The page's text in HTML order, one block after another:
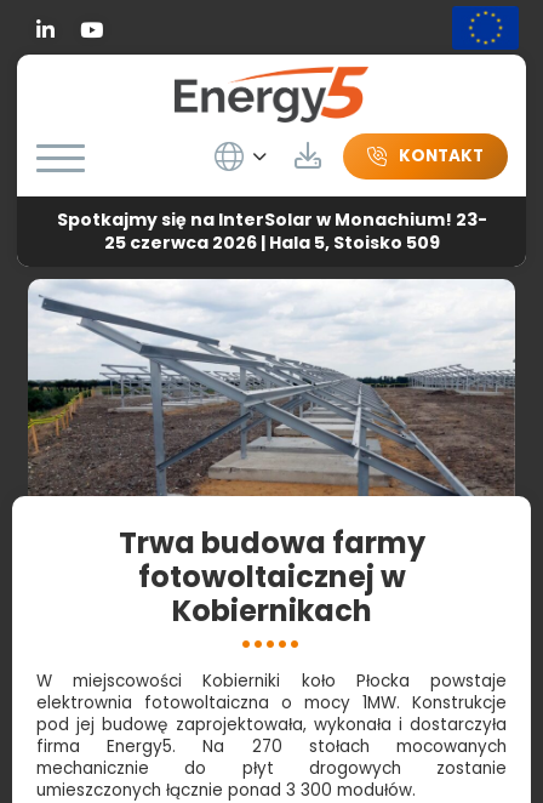
Wybierz język
Do pobraniaKONTAKT
Spotkajmy się na InterSolar w Monachium! 23-
25 czerwca 2026 | Hala 5, Stoisko 509
Energy5 -Aktualności-Trwa budowa farmy
fotowoltaicznej w Kobiernikach
Trwa budowa farmy
fotowoltaicznej w
Kobiernikach
W miejscowości Kobierniki koło Płocka powstaje
elektrownia fotowoltaiczna o mocy 1MW. Konstrukcje
pod jej budowę zaprojektowała, wykonała i dostarczyła
firma Energy5. Na 270 stołach mocowanych
mechanicznie do płyt drogowych zostanie
umieszczonych łącznie ponad 3 300 modułów.